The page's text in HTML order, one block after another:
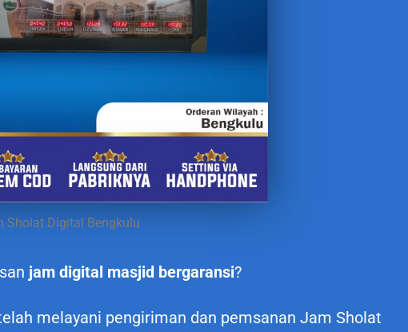
Sholat Digital Bengkulu
jam digital masjid bergaransi?
melayani pengiriman dan pemsanan Jam Sholat